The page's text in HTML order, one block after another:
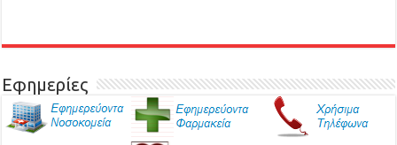
Εφημερίες